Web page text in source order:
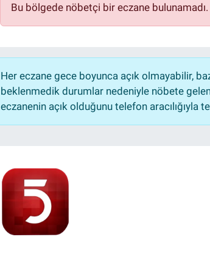
Bu bölgede nöbetçi bir eczane bulunamadı.
Her eczane gece boyunca açık olmayabilir,
beklenmedik durumlar nedeniyle nöbete
eczanenin açık olduğunu telefon aracılığıyla